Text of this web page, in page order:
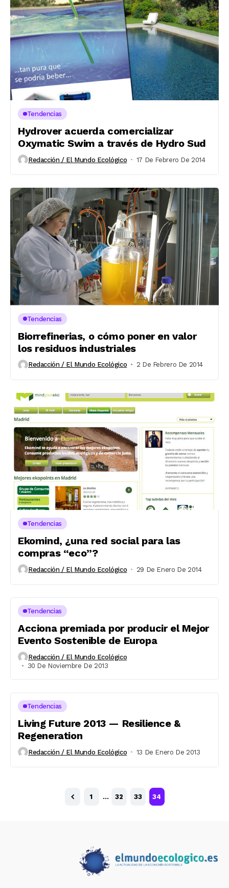
Tendencias
Hydrover acuerda comercializar
Oxymatic Swim a través de Hydro Sud
Redacción / El Mundo Ecológico 17 De Febrero De 2014
Tendencias
Biorrefinerias, o cómo poner en valor
los residuos industriales
Redacción / El Mundo Ecológico 2 De Febrero De 2014
Tendencias
Ekomind, ¿una red social para las
compras “eco”?
Redacción / El Mundo Ecológico 29 De Enero De 2014
Tendencias
Acciona premiada por producir el Mejor
Evento Sostenible de Europa
Redacción / El Mundo Ecológico
30 De Noviembre De 2013
Tendencias
Living Future 2013 — Resilience &
Regeneration
Redacción / El Mundo Ecológico 13 De Enero De 2013
1 … 32 33 34